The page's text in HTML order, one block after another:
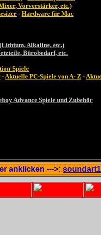
Vorverstärker, etc.)
- Hardware für Mac
Alkaline, etc.)
Bürobedarf, etc.
Spiele
-Aktuelle PC-Spiele von A- Z -
Advance Spiele und Zubehör
anklicken --->: